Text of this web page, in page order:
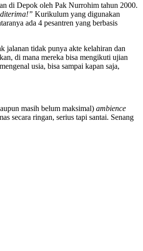
di Depok oleh Pak Nurrohim tahun 2000.
Kurikulum yang digunakan
ada 4 pesantren yang berbasis
jalanan tidak punya akte kelahiran dan
di mana mereka bisa mengikuti ujian
usia, bisa sampai kapan saja,
masih belum maksimal) ambience
secara ringan, serius tapi santai. Senang